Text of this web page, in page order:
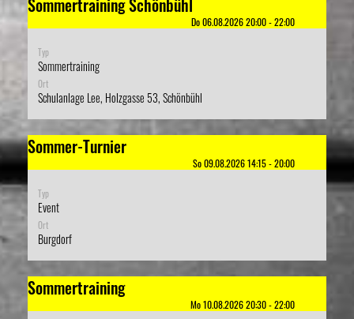
Sommertraining Schönbühl
Do 06.08.2026 20:00 - 22:00
Typ
Sommertraining
Ort
Schulanlage Lee, Holzgasse 53, Schönbühl
Sommer-Turnier
So 09.08.2026 14:15 - 20:00
Typ
Event
Ort
Burgdorf
Sommertraining
Mo 10.08.2026 20:30 - 22:00